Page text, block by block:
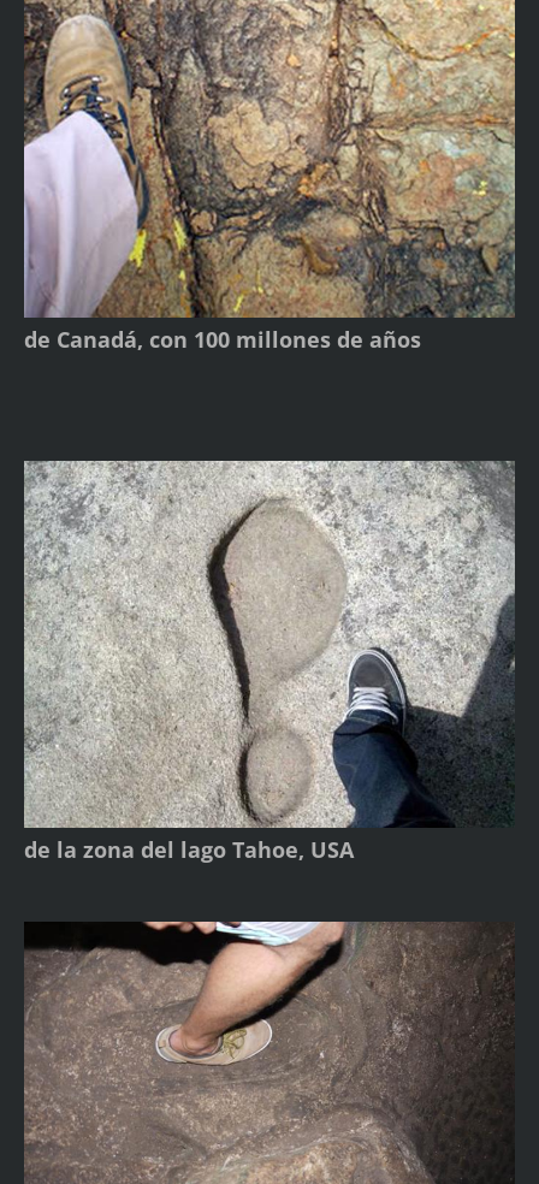
de Canadá, con 100 millones de años
de la zona del lago Tahoe, USA